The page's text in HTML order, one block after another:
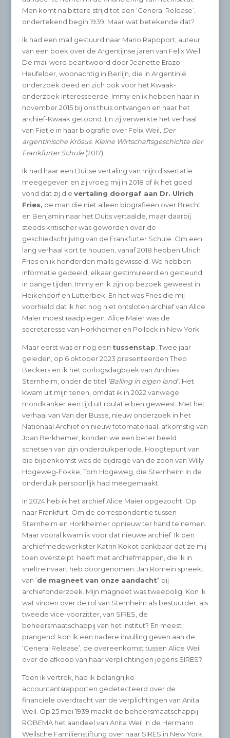
Men komt na bittere strijd tot een ‘General Release’,
ondertekend begin 1939. Maar wat betekende dat?
Ik had een mail gestuurd naar Mario Rapoport, auteur
van een boek over de Argentijnse jaren van Felix Weil.
De mail werd beantwoord door Jeanette Erazo
Heufelder, woonachtig in Berlijn, die in Argentinië
onderzoek deed en zich ook voor het Kwaak-
onderzoek interesseerde. Immy en ik hebben haar in
november 2015 bij ons thuis ontvangen en haar het
archief-Kwaak getoond. En zij verwerkte het verhaal
van Fietje in haar biografie over Felix Weil, Der
argentinische Krösus. Kleine Wirtschaftsgeschichte der
Frankfurter Schule(2017).
Ik had haar een Duitse vertaling van mijn dissertatie
meegegeven en zij vroeg mij in 2018 of ik het goed
vond dat zij die vertaling doorgaf aan Dr. Ulrich
Fries, de man die niet alleen biografieën over Brecht
en Benjamin naar het Duits vertaalde, maar daarbij
steeds kritischer was geworden over de
geschiedschrijving van de Frankfurter Schule. Om een
lang verhaal kort te houden, vanaf 2018 hebben Ulrich
Fries en ik honderden mails gewisseld. We hebben
informatie gedeeld, elkaar gestimuleerd en gesteund
in bange tijden. Immy en ik zijn op bezoek geweest in
Heikendorf en Lutterbek. En het was Fries die mij
voorhield dat ik het nog niet ontsloten archief van Alice
Maier moest raadplegen. Alice Maier was de
secretaresse van Horkheimer en Pollock in New York.
Maar eerst was er nog een tussenstap . Twee jaar
geleden, op 6 oktober 2023 presenteerden Theo
Beckers en ik het oorlogsdagboek van Andries
Sternheim, onder de titel ‘Balling in eigen land’. Het
kwam uit mijn tenen, omdat ik in 2022 vanwege
mondkanker een tijd uit roulatie ben geweest. Met het
verhaal van Van der Busse, nieuw onderzoek in het
Nationaal Archief en nieuw fotomateriaal, afkomstig van
Joan Berkhemer, konden we een beter beeld
schetsen van zijn onderduikperiode. Hoogtepunt van
die bijeenkomst was de bijdrage van de zoon van Willy
Hogeweg-Fokke, Tom Hogeweg, die Sternheim in de
onderduik persoonlijk had meegemaakt.
In 2024 heb ik het archief Alice Maier opgezocht. Op
naar Frankfurt. Om de correspondentie tussen
Sternheim en Horkheimer opnieuw ter hand te nemen.
Maar vooral kwam ik voor dat nieuwe archief. Ik ben
archiefmedewerkster Katrin Kokot dankbaar dat ze mij
toen overstelpt heeft met archiefmappen, die ik in
sneltreinvaart heb doorgenomen. Jan Romein spreekt
van ‘de magneet van onze aandacht’ bij
archiefonderzoek. Mijn magneet was tweepolig. Kon ik
wat vinden over de rol van Sternheim als bestuurder, als
tweede vice-voorzitter, van SIRES, de
beheersmaatschappij van het Institut? En meest
prangend: kon ik een nadere invulling geven aan de
‘General Release’, de overeenkomst tussen Alice Weil
over de afkoop van haar verplichtingen jegens SIRES?
Toen ik vertrok, had ik belangrijke
accountantsrapporten gedetecteerd over de
financiële overdracht van de verplichtingen van Anita
Weil. Op 25 mei 1939 maakt de beheersmaatschappij
ROBEMA het aandeel van Anita Weil in de Hermann
Weilsche Familienstiftung over naar SIRES in New York.